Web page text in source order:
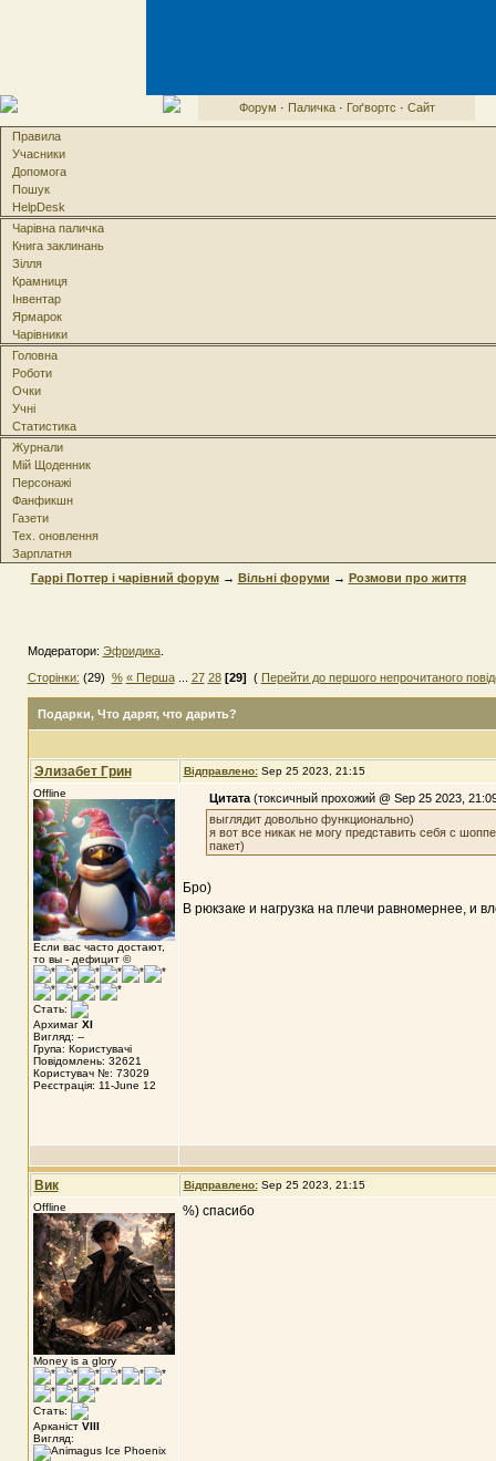
Форум · Паличка· Гоґвортс · Сайт
Правила
Учасники
Допомога
Пошук
HelpDesk
Чарівна паличка
Книга заклинань
Зілля
Крамниця
Інвентар
Ярмарок
Чарівники
Головна
Роботи
Очки
Учні
Статистика
Журнали
Мій Щоденник
Персонажі
Фанфикшн
Газети
Тех. оновлення
Зарплатня
Гаррі Поттер і чарівний форум→ Вільні форуми → Розмови про життя
Модератори: Эфридика.
Сторінки: (29) % « Перша... 27 28 [29] ( Перейти до першого непрочитаного
Подарки, Что дарят, что дарить?
Элизабет Грин Відправлено: Sep 25 2023, 21:15
Offline
Если вас часто достают,
то вы - дефицит ©
Стать:
Архимаг XI
Вигляд: --
Група: Користувачі
Повідомлень: 32621
Користувач №: 73029
Реєстрація: 11-June 12
Цитата(токсичный прохожий @ Sep 25 2023,
выглядит довольно функционально)
я вот все никак не могу представить себя с
пакет)
Бро)
В рюкзаке и нагрузка на плечи равномернее, и
Вик Відправлено: Sep 25 2023, 21:15
Offline
Money is a glory
Стать:
Арканіст VIII
Вигляд:
%) спасибо